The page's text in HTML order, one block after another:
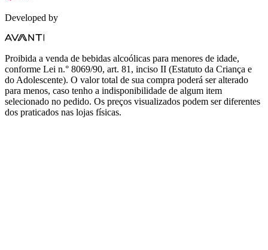
Developed by
Proibida a venda de bebidas alcoólicas para menores de idade,
conforme Lei n.° 8069/90, art. 81, inciso II (Estatuto da Criança e
do Adolescente). O valor total de sua compra poderá ser alterado
para menos, caso tenho a indisponibilidade de algum item
selecionado no pedido. Os preços visualizados podem ser diferentes
dos praticados nas lojas físicas.